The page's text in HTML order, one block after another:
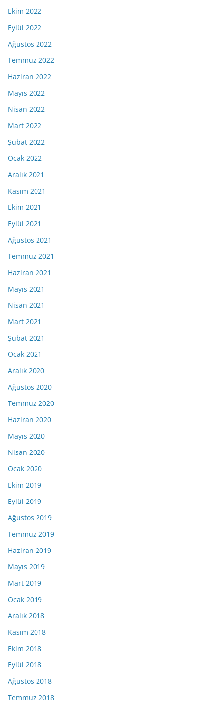
Ekim 2022
Eylül 2022
Ağustos 2022
Temmuz 2022
Haziran 2022
Mayıs 2022
Nisan 2022
Mart 2022
Şubat 2022
Ocak 2022
Aralık 2021
Kasım 2021
Ekim 2021
Eylül 2021
Ağustos 2021
Temmuz 2021
Haziran 2021
Mayıs 2021
Nisan 2021
Mart 2021
Şubat 2021
Ocak 2021
Aralık 2020
Ağustos 2020
Temmuz 2020
Haziran 2020
Mayıs 2020
Nisan 2020
Ocak 2020
Ekim 2019
Eylül 2019
Ağustos 2019
Temmuz 2019
Haziran 2019
Mayıs 2019
Mart 2019
Ocak 2019
Aralık 2018
Kasım 2018
Ekim 2018
Eylül 2018
Ağustos 2018
Temmuz 2018